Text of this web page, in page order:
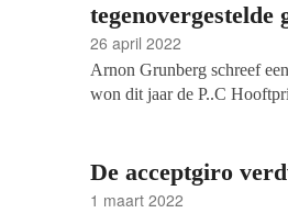
tegenovergestelde
26 april 2022
Arnon Grunberg schreef
won dit jaar de P..C
Zijn verhaal The Waste
Afghanistan en Irak.
De acceptgiro
1 maart 2022